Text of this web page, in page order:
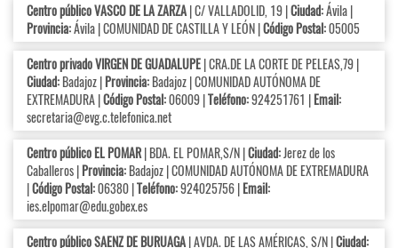
Centro público VASCO DE LA ZARZA| C/ VALLADOLID, 19 |Ciudad:Ávila |
Provincia:Ávila | COMUNIDAD DE CASTILLA Y LEÓN |Código Postal:05005
Centro privado VIRGEN DE GUADALUPE| CRA.DE LA CORTE DE PELEAS,79 |
Ciudad:Badajoz |Provincia:Badajoz | COMUNIDAD AUTÓNOMA DE
EXTREMADURA |Código Postal:06009 |Teléfono:924251761 |Email:
secretaria@evg.c.telefonica.net
Centro público EL POMAR| BDA. EL POMAR,S/N |Ciudad:Jerez de los
Caballeros |Provincia:Badajoz | COMUNIDAD AUTÓNOMA DE EXTREMADURA
|Código Postal:06380 |Teléfono:924025756 |Email:
ies.elpomar@edu.gobex.es
Centro público SAENZ DE BURUAGA| AVDA. DE LAS AMÉRICAS, S/N |Ciudad: